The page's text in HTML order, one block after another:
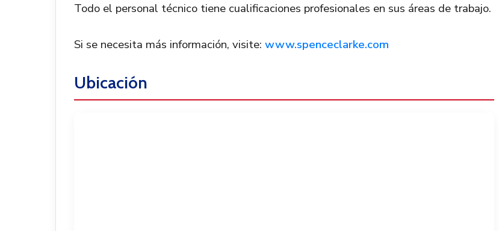
Todo el personal técnico tiene cualificaciones profesionales en sus áreas de trabajo.
Si se necesita más información, visite: www.spenceclarke.com
Ubicación